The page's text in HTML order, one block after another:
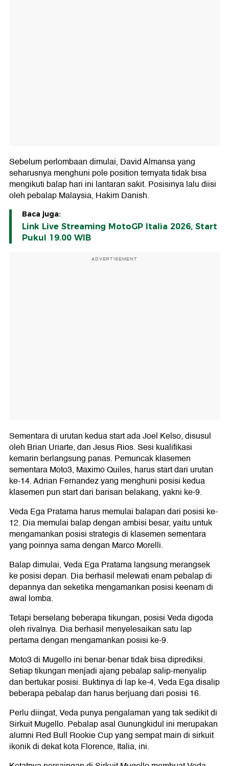
Sebelum perlombaan dimulai, David Almansa yang
seharusnya menghuni pole position ternyata tidak bisa
mengikuti balap hari ini lantaran sakit. Posisinya lalu diisi
oleh pebalap Malaysia, Hakim Danish.
Baca juga:
Link Live Streaming MotoGP Italia 2026, Start
Pukul 19.00 WIB
ADVERTISEMENT
Sementara di urutan kedua start ada Joel Kelso, disusul
oleh Brian Uriarte, dan Jesus Rios. Sesi kualifikasi
kemarin berlangsung panas. Pemuncak klasemen
sementara Moto3, Maximo Quiles, harus start dari urutan
ke-14. Adrian Fernandez yang menghuni posisi kedua
klasemen pun start dari barisan belakang, yakni ke-9.
Veda Ega Pratama harus memulai balapan dari posisi ke-
12. Dia memulai balap dengan ambisi besar, yaitu untuk
mengamankan posisi strategis di klasemen sementara
yang poinnya sama dengan Marco Morelli.
Balap dimulai, Veda Ega Pratama langsung merangsek
ke posisi depan. Dia berhasil melewati enam pebalap di
depannya dan seketika mengamankan posisi keenam di
awal lomba.
Tetapi berselang beberapa tikungan, posisi Veda digoda
oleh rivalnya. Dia berhasil menyelesaikan satu lap
pertama dengan mengamankan posisi ke-9.
Moto3 di Mugello ini benar-benar tidak bisa diprediksi.
Setiap tikungan menjadi ajang pebalap salip-menyalip
dan bertukar posisi. Buktinya di lap ke-4, Veda Ega disalip
beberapa pebalap dan harus berjuang dari posisi 16.
Perlu diingat, Veda punya pengalaman yang tak sedikit di
Sirkuit Mugello. Pebalap asal Gunungkidul ini merupakan
alumni Red Bull Rookie Cup yang sempat main di sirkuit
ikonik di dekat kota Florence, Italia, ini.